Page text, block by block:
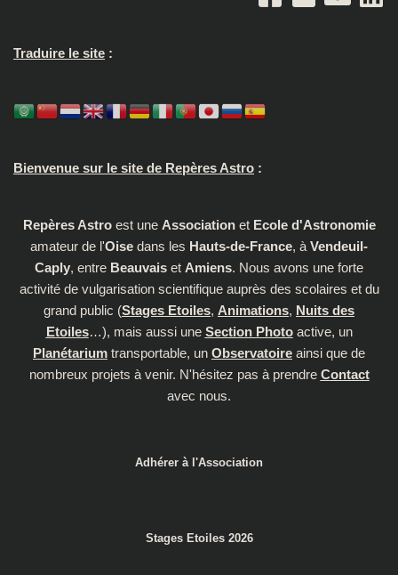
Traduire le site :
Bienvenue sur le site de Repères Astro :
Repères Astroest une Associationet Ecole d'Astronomie
amateur de l'Oise dans les Hauts-de-France, à Vendeuil-
Caply, entre Beauvais et Amiens. Nous avons une forte
activité de vulgarisation scientifique auprès des scolaires et du
grand public (Stages Etoiles, Animations, Nuits des
Etoiles…), mais aussi une Section Photoactive, un
Planétarium transportable, un Observatoire ainsi que de
nombreux projets à venir. N'hésitez pas à prendre Contact
avec nous.
Adhérer à l'Association
Stages Etoiles 2026